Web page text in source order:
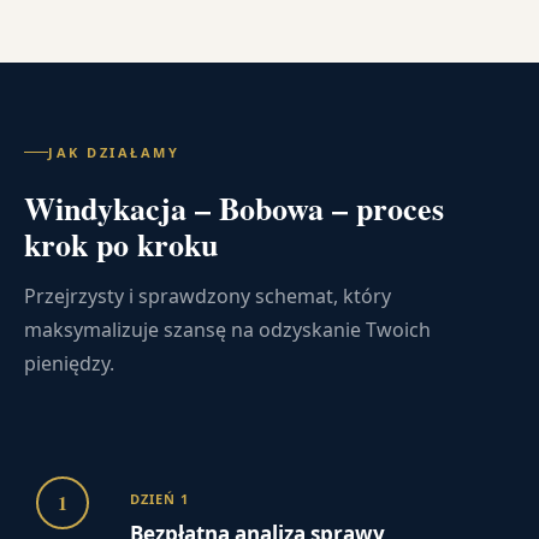
JAK DZIAŁAMY
Windykacja – Bobowa – proces
krok po kroku
Przejrzysty i sprawdzony schemat, który
maksymalizuje szansę na odzyskanie Twoich
pieniędzy.
1 DZIEŃ 1
Bezpłatna analiza sprawy